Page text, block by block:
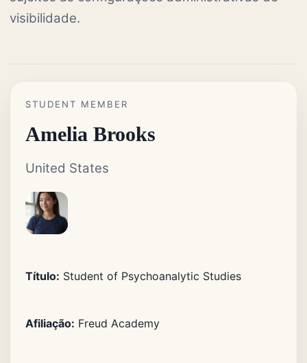
visibilidade.
STUDENT MEMBER
Amelia Brooks
United States
Título: Student of Psychoanalytic Studies
Afiliação: Freud Academy